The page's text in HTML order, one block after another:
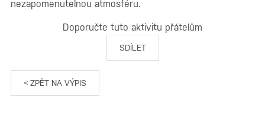
nezapomenutelnou atmosféru.
Doporučte tuto aktivitu přátelům
SDÍLET
< ZPĚT NA VÝPIS